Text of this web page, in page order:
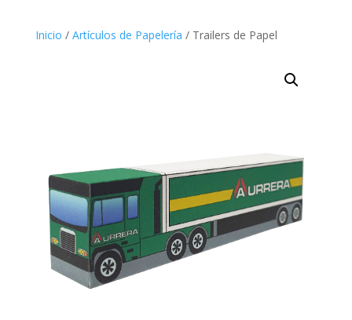
Inicio / Artículos de Papelería / Trailers de Papel